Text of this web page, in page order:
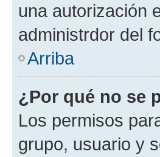
una autorización
administrdor del
Arriba
¿Por qué no se
Los permisos
grupo, usuario y